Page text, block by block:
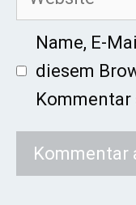
Name, E-
diesem
Kommentar